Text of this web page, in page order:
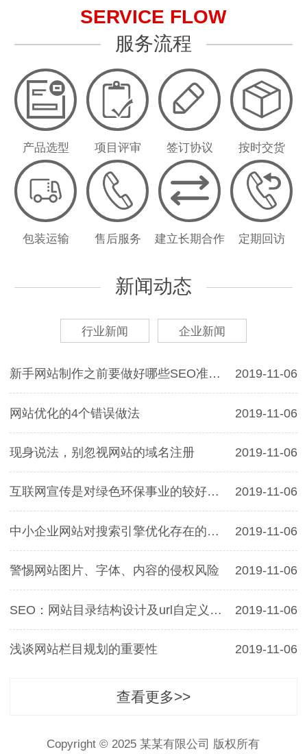
SERVICE FLOW
服务流程
产品选型 项目评审 签订协议 按时交货
包装运输 售后服务 建立长期合作 定期回访
新闻动态
行业新闻 企业新闻
新手网站制作之前要做好哪些SEO准备呢？ 2019-11-06
网站优化的4个错误做法 2019-11-06
现身说法，别忽视网站的域名注册 2019-11-06
互联网宣传是对绿色环保事业的较好支持 2019-11-06
中小企业网站对搜索引擎优化存在的弊端 2019-11-06
警惕网站图片、字体、内容的侵权风险 2019-11-06
SEO：网站目录结构设计及url自定义功能 2019-11-06
浅谈网站栏目规划的重要性 2019-11-06
查看更多>>
Copyright © 2025 某某有限公司 版权所有